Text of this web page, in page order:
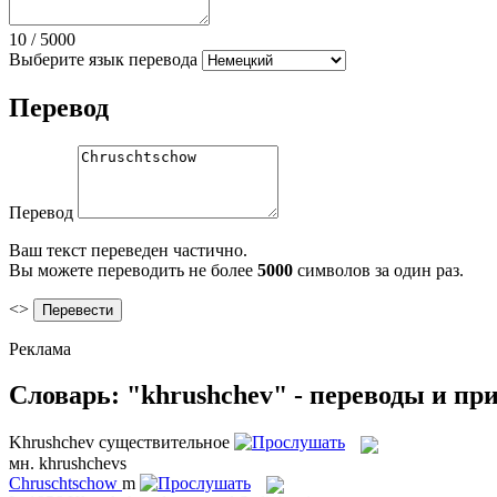
10 / 5000
Выберите язык перевода
Перевод
Перевод
Ваш текст переведен частично.
Вы можете переводить не более 5000 символов за один раз.
<>
Реклама
Словарь: "khrushchev" - переводы и
Khrushchev существительное
мн. khrushchevs
Chruschtschow m